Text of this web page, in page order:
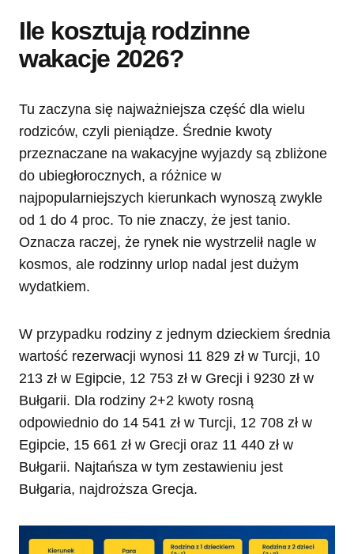
Ile kosztują rodzinne
wakacje 2026?
Tu zaczyna się najważniejsza część dla wielu
rodziców, czyli pieniądze. Średnie kwoty
przeznaczane na wakacyjne wyjazdy są zbliżone
do ubiegłorocznych, a różnice w
najpopularniejszych kierunkach wynoszą zwykle
od 1 do 4 proc. To nie znaczy, że jest tanio.
Oznacza raczej, że rynek nie wystrzelił nagle w
kosmos, ale rodzinny urlop nadal jest dużym
wydatkiem.
W przypadku rodziny z jednym dzieckiem średnia
wartość rezerwacji wynosi 11 829 zł w Turcji, 10
213 zł w Egipcie, 12 753 zł w Grecji i 9230 zł w
Bułgarii. Dla rodziny 2+2 kwoty rosną
odpowiednio do 14 541 zł w Turcji, 12 708 zł w
Egipcie, 15 661 zł w Grecji oraz 11 440 zł w
Bułgarii. Najtańsza w tym zestawieniu jest
Bułgaria, najdroższa Grecja.